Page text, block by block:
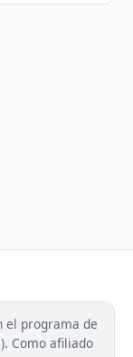
el programa de
Como afiliado